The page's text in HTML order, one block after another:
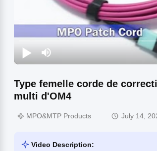
Type femelle corde de
multi d'OM4
MPO&MTP Products July 14,
Video Description: